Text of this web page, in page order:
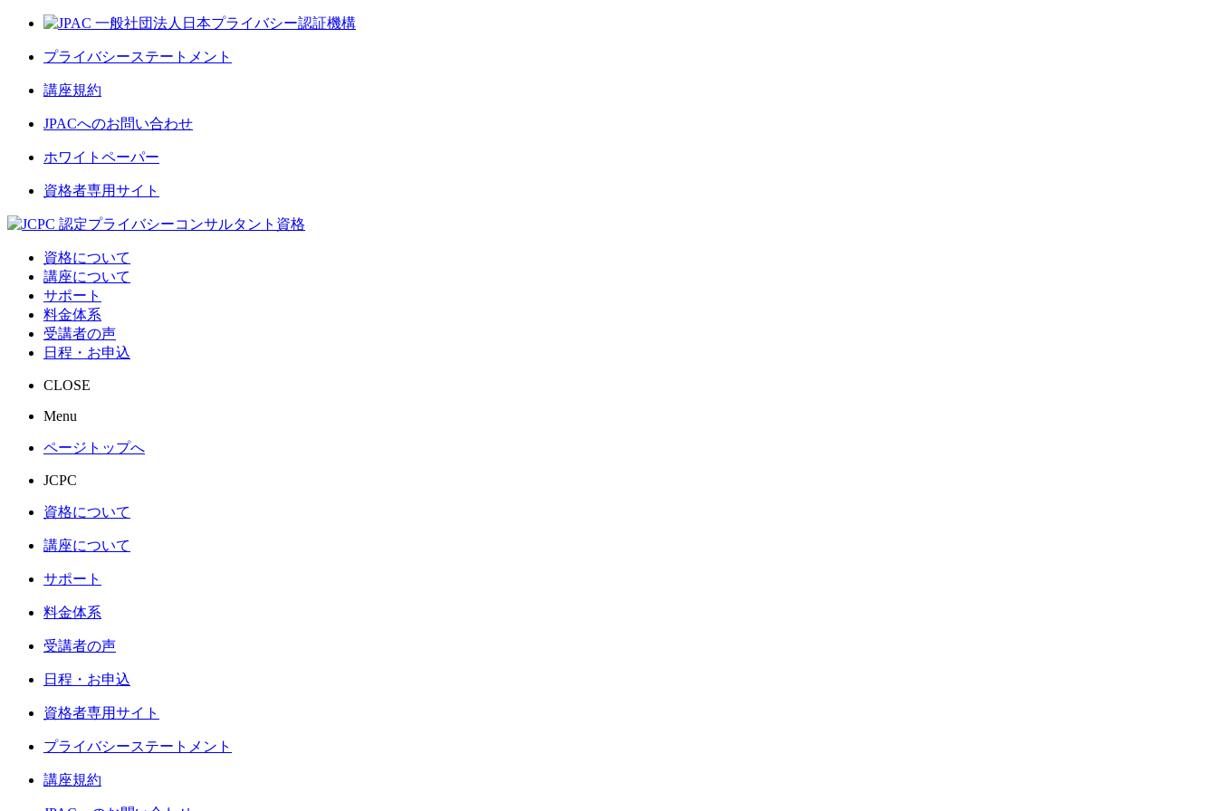
プライバシーステートメント
講座規約
JPACへのお問い合わせ
ホワイトペーパー
資格者専用サイト
資格について
講座について
サポート
料金体系
受講者の声
日程・お申込
CLOSE
Menu
ページトップへ
JCPC
資格について
講座について
サポート
料金体系
受講者の声
日程・お申込
資格者専用サイト
プライバシーステートメント
講座規約